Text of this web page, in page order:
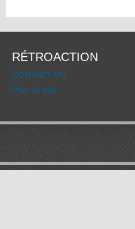
RÉTROACTION
CONTACT US
Plan du site